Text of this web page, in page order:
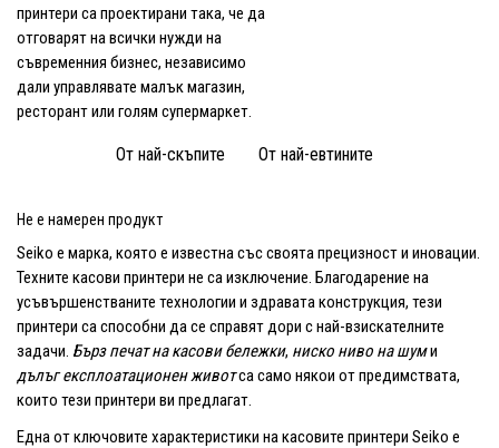
принтери са проектирани така, че да
отговарят на всички нужди на
съвременния бизнес, независимо
дали управлявате малък магазин,
ресторант или голям супермаркет.
От най-скъпите От най-евтините
Не е намерен продукт
Seiko е марка, която е известна със своята прецизност и иновации.
Техните касови принтери не са изключение. Благодарение на
усъвършенстваните технологии и здравата конструкция, тези
принтери са способни да се справят дори с най-взискателните
задачи. Бърз печат на касови бележки, ниско ниво на шуми
дълъг експлоатационен животса само някои от предимствата,
които тези принтери ви предлагат.
Една от ключовите характеристики на касовите принтери Seiko е